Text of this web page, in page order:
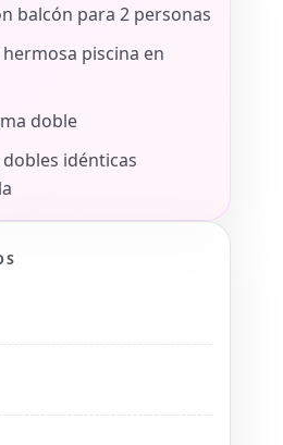
balcón para 2 personas
piscina en
doble
idénticas